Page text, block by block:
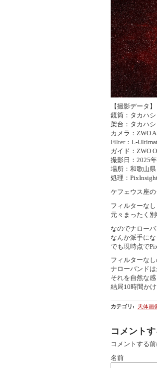
【撮影データ】
鏡筒：タカハシ
架台：タカハシ
カメラ：ZWO
Filter：L-
ガイド：ZWO
撮影日：2025
場所：和歌山県
処理：
ケフェウス座の
フィルターな
元々まったく
なのでナロー
なんか派手に
でも現時点で
フィルターな
ナローバンドは
それを自然な
結局10時間か
カテゴリ : 天体画
コメントす
コメントする前
名前